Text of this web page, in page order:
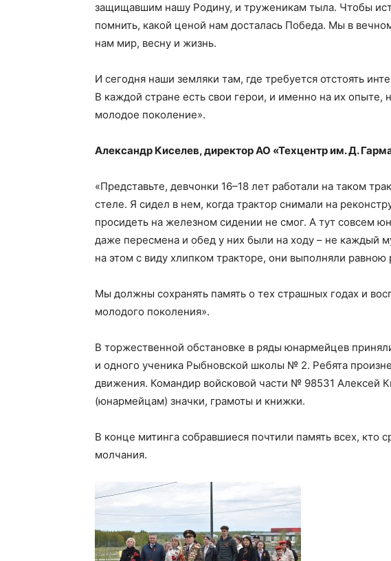
защищавшим нашу Родину, и труженикам тыла. Чтобы
помнить, какой ценой нам досталась Победа. Мы в
нам мир, весну и жизнь.
И сегодня наши земляки там, где требуется отстоять
В каждой стране есть свои герои, и именно на их опыте,
молодое поколение».
Александр Киселев, директор АО «Техцентр им. Д.
«Представьте, девчонки 16–18 лет работали на таком
стеле. Я сидел в нем, когда трактор снимали на
просидеть на железном сидении не смог. А тут совсем
даже пересмена и обед у них были на ходу – не каждый
на этом с виду хлипком тракторе, они выполняли
Мы должны сохранять память о тех страшных годах и
молодого поколения».
В торжественной обстановке в ряды юнармейцев
и одного ученика Рыбновской школы № 2. Ребята
движения. Командир войсковой части № 98531 Алексей
(юнармейцам) значки, грамоты и книжки.
В конце митинга собравшиеся почтили память всех, кто
молчания.